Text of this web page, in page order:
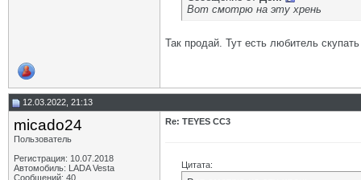
Вот смотрю на эту хрень
Так продай. Тут есть любитель
12.03.2022, 21:13
micado24
Пользователь
Регистрация: 10.07.2018
Автомобиль: LADA Vesta
Сообщений: 40
Re: TEYES CC3
Цитата: